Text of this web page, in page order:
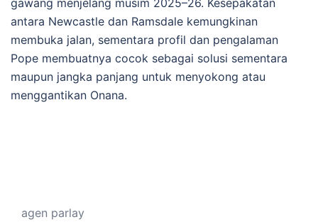
gawang menjelang musim 2025–26. Kesepakatan
antara Newcastle dan Ramsdale kemungkinan
membuka jalan, sementara profil dan pengalaman
Pope membuatnya cocok sebagai solusi sementara
maupun jangka panjang untuk menyokong atau
menggantikan Onana.
agen parlay